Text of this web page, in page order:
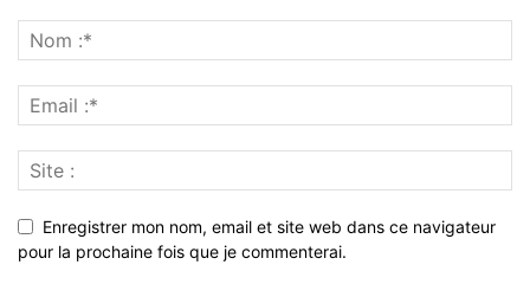
Enregistrer mon nom, email et site web dans ce navigateur
pour la prochaine fois que je commenterai.